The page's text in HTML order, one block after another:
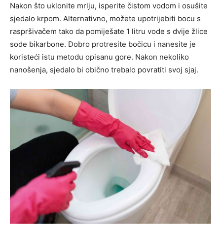
Nakon što uklonite mrlju, isperite čistom vodom i osušite
sjedalo krpom. Alternativno, možete upotrijebiti bocu s
raspršivačem tako da pomiješate 1 litru vode s dvije žlice
sode bikarbone. Dobro protresite bočicu i nanesite je
koristeći istu metodu opisanu gore. Nakon nekoliko
nanošenja, sjedalo bi obično trebalo povratiti svoj sjaj.